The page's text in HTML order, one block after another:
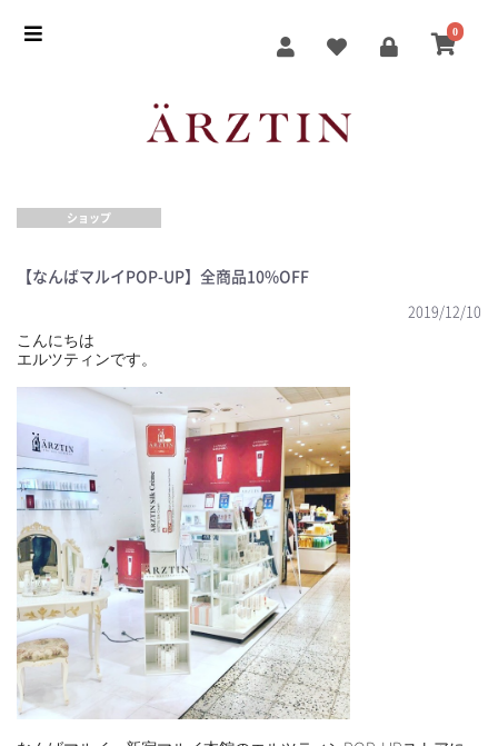
0
ショップ
【なんばマルイPOP-UP】全商品10%OFF
2019/12/10
こんにちは
エルツティンです。